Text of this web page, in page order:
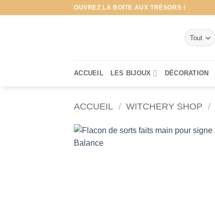
OUVREZ LA BOITE AUX TRÉSORS !
ACCUEIL LES BIJOUX DÉCORATION
ACCUEIL / WITCHERY SHOP /